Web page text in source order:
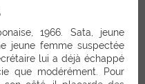
1966. Sata, jeune
jeune femme suspectée
lui a déjà échappé
que modérément. Pour